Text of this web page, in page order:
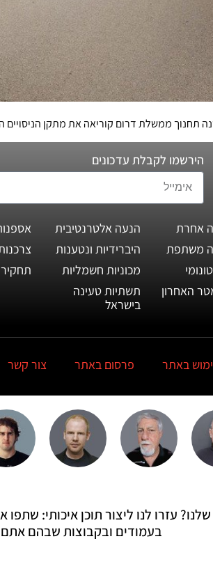
תחנוך ממשלת דרום קוריאה את מתקן הניסויים
הירשמו לקבלת עדכונים
אחרת
משתפת
האחרון
הנעה אלטרנטיבית
היברידיות ונטענות
מכוניות חשמליות
תשתיות טעינה
בישראל
באתר פרסום באתר צור קשר
עזרו לנו ליצור תוכן איכותי:
בעמודים ובקבוצות שבהם אתם